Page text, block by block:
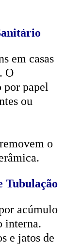
em casas
O
por papel
ou
o
Tubulação
acúmulo
interna.
e jatos de